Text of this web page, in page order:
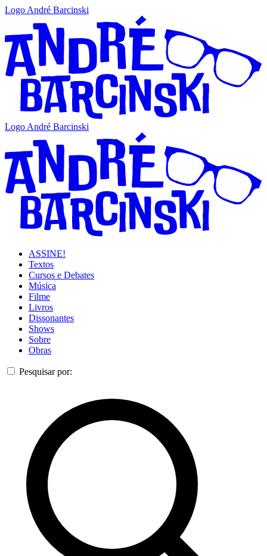
Logo André Barcinski
Logo André Barcinski
ASSINE!
Textos
Cursos e Debates
Música
Filme
Livros
Dissonantes
Shows
Sobre
Obras
Pesquisar por: